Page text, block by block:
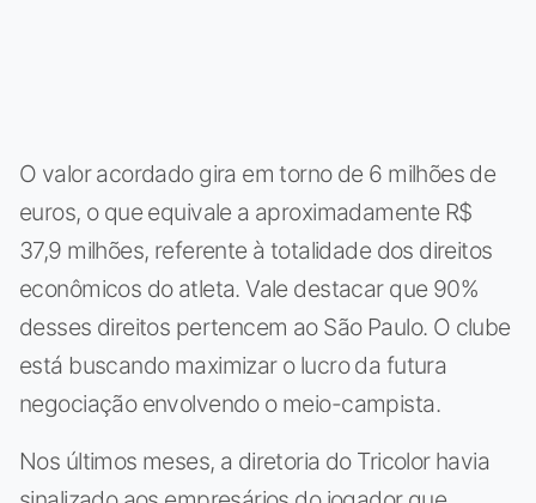
O valor acordado gira em torno de 6 milhões de
euros, o que equivale a aproximadamente R$
37,9 milhões, referente à totalidade dos direitos
econômicos do atleta. Vale destacar que 90%
desses direitos pertencem ao São Paulo. O clube
está buscando maximizar o lucro da futura
negociação envolvendo o meio-campista.
Nos últimos meses, a diretoria do Tricolor havia